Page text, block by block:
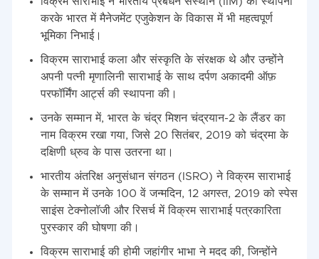
करके भारत में मैनेजमेंट एजुकेशन के विकास में भी महत्वपूर्ण
भूमिका निभाई।
विक्रम साराभाई कला और संस्कृति के संरक्षक थे और उन्होंने
अपनी पत्नी मृणालिनी साराभाई के साथ दर्पण अकादमी ऑफ़
परफॉर्मिंग आर्ट्स की स्थापना की।
उनके सम्मान में, भारत के चंद्र मिशन चंद्रयान-2 के लैंडर का
नाम विक्रम रखा गया, जिसे 20 सितंबर, 2019 को चंद्रमा के
दक्षिणी ध्रुव के पास उतरना था।
भारतीय अंतरिक्ष अनुसंधान संगठन (ISRO) ने विक्रम साराभाई
के सम्मान में उनके 100 वें जन्मदिन, 12 अगस्त, 2019 को स्पेस
साइंस टेक्नोलॉजी और रिसर्च में विक्रम साराभाई पत्रकारिता
पुरस्कार की घोषणा की।
विक्रम साराभाई की होमी जहांगीर भाभा ने मदद की, जिन्होंने